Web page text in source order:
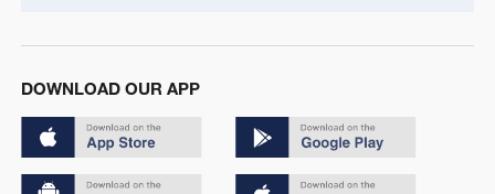
DOWNLOAD OUR APP